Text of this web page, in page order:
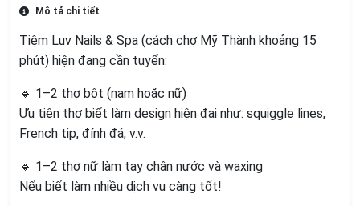
Mô tả chi tiết
Tiệm Luv Nails & Spa (cách chợ Mỹ Thành khoảng 15
phút) hiện đang cần tuyển:
🔹 1–2 thợ bột (nam hoặc nữ)
Ưu tiên thợ biết làm design hiện đại như: squiggle lines,
French tip, đính đá, v.v.
🔹 1–2 thợ nữ làm tay chân nước và waxing
Nếu biết làm nhiều dịch vụ càng tốt!